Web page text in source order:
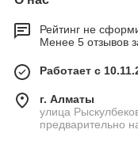
Рейтинг не
Менее 5 отзывов
Работает с
г. Алматы
улица
предварительно